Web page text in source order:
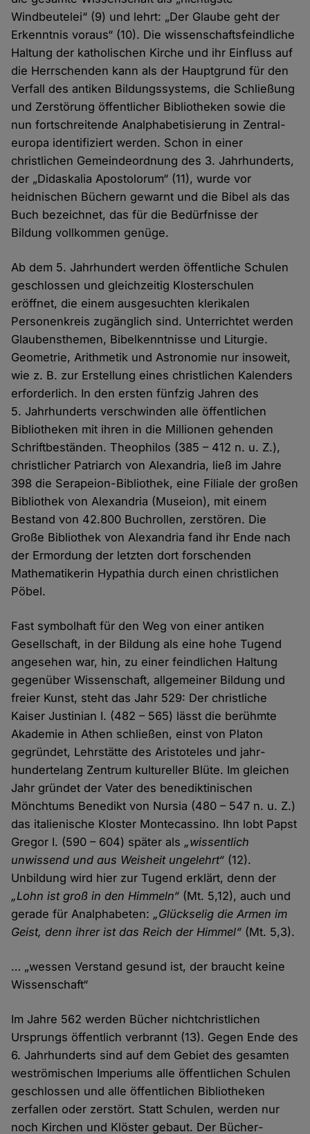
Windbeutelei“ (9) und lehrt: „Der Glaube geht der
Erkenntnis voraus“ (10). Die wissenschafts­feindliche
Haltung der katholischen Kirche und ihr Einfluss auf
die Herrschenden kann als der Haupt­grund für den
Verfall des antiken Bildungs­systems, die Schließung
und Zerstörung öffentlicher Bibliotheken sowie die
nun fort­schreitende Analphabeti­sierung in Zentral­­
europa identifiziert werden. Schon in einer
christlichen Gemeindeordnung des 3. Jahrhunderts,
der „Didaskalia Apostolorum“ (11), wurde vor
heidnischen Büchern gewarnt und die Bibel als das
Buch bezeichnet, das für die Bedürfnisse der
Bildung vollkommen genüge.
Ab dem 5. Jahrhundert werden öffentliche Schulen
geschlossen und gleichzeitig Kloster­schulen
eröffnet, die einem ausgesuchten klerikalen
Personen­kreis zugänglich sind. Unterrichtet werden
Glaubensthemen, Bibelkenntnisse und Liturgie.
Geometrie, Arithmetik und Astronomie nur insoweit,
wie z. B. zur Erstellung eines christlichen Kalenders
erforderlich. In den ersten fünfzig Jahren des
5. Jahrhunderts verschwinden alle öffentlichen
Bibliotheken mit ihren in die Millionen gehenden
Schriftbeständen. Theophilos (385 – 412 n. u. Z.),
christlicher Patriarch von Alexandria, ließ im Jahre
398 die Serapeion-Bibliothek, eine Filiale der großen
Bibliothek von Alexandria (Museion), mit einem
Bestand von 42.800 Buchrollen, zerstören. Die
Große Bibliothek von Alexandria fand ihr Ende nach
der Ermordung der letzten dort forschenden
Mathematikerin Hypathia durch einen christlichen
Pöbel.
Fast symbolhaft für den Weg von einer antiken
Gesellschaft, in der Bildung als eine hohe Tugend
angesehen war, hin, zu einer feindlichen Haltung
gegenüber Wissenschaft, allgemeiner Bildung und
freier Kunst, steht das Jahr 529: Der christliche
Kaiser Justinian I. (482 – 565) lässt die berühmte
Akademie in Athen schließen, einst von Platon
gegründet, Lehrstätte des Aristoteles und jahr­
hunderte­lang Zentrum kultureller Blüte. Im gleichen
Jahr gründet der Vater des benediktinischen
Mönchtums Benedikt von Nursia (480 – 547 n. u. Z.)
das italienische Kloster Montecassino. Ihn lobt Papst
Gregor I. (590 – 604) später als „wissentlich
unwissend und aus Weisheit ungelehrt“ (12).
Unbildung wird hier zur Tugend erklärt, denn der
„Lohn ist groß in den Himmeln“ (Mt. 5,12), auch und
gerade für Analphabeten: „Glückselig die Armen im
Geist, denn ihrer ist das Reich der Himmel“ (Mt. 5,3).
… „wessen Verstand gesund ist, der braucht keine
Wissenschaft“
Im Jahre 562 werden Bücher nichtchristlichen
Ursprungs öffentlich verbrannt (13). Gegen Ende des
6. Jahrhunderts sind auf dem Gebiet des gesamten
weströmischen Imperiums alle öffentlichen Schulen
geschlossen und alle öffentlichen Bibliotheken
zerfallen oder zerstört. Statt Schulen, werden nur
noch Kirchen und Klöster gebaut. Der Bücher­